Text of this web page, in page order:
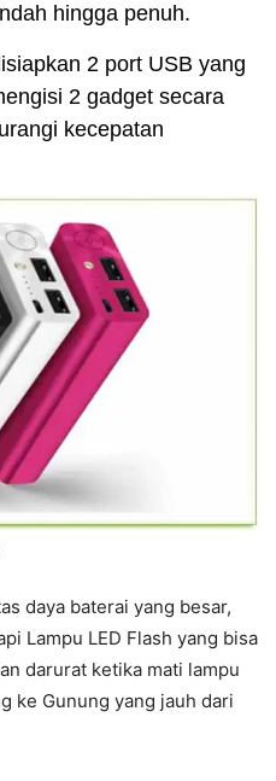
hingga penuh.
2 port USB yang
2 gadget secara
kecepatan
daya baterai yang besar,
Lampu LED Flash yang bisa
darurat ketika mati lampu
ke Gunung yang jauh dari